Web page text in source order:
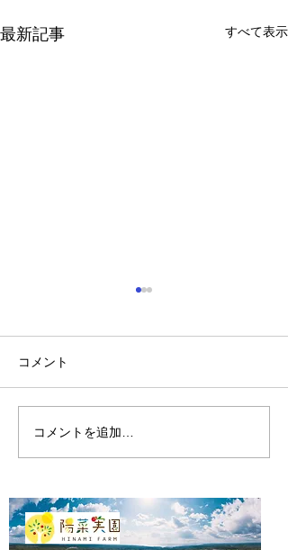
最新記事 すべて表示
陽菜実園の2024年
コメント
コメントを追加…